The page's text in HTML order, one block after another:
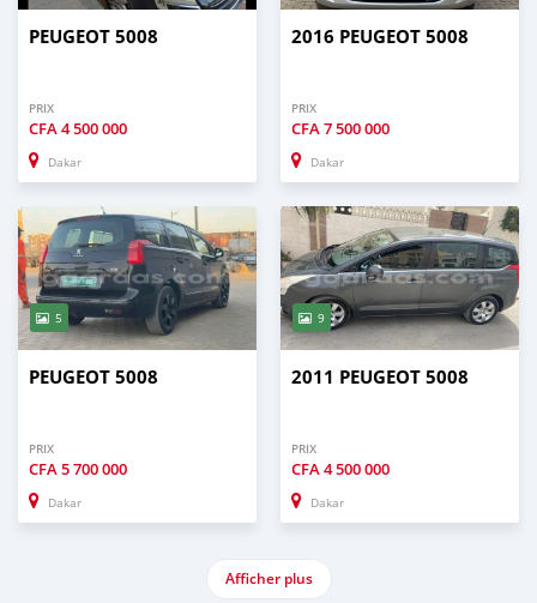
PEUGEOT 5008
PRIX
CFA4 500 000
Dakar
2016 PEUGEOT 5008
PRIX
CFA7 500 000
Dakar
5
PEUGEOT 5008
PRIX
CFA5 700 000
Dakar
9
2011 PEUGEOT 5008
PRIX
CFA4 500 000
Dakar
Afficher plus